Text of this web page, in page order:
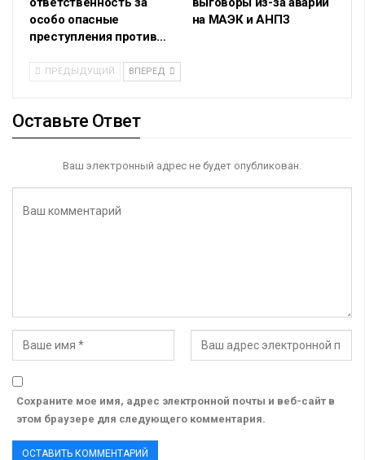
особо опасные
преступления против…
на МАЭК и АНПЗ
ПРЕДЫДУЩИЙ ВПЕРЕД
Оставьте Ответ
Ваш электронный адрес не будет опубликован.
Сохраните мое имя, адрес электронной почты и веб-сайт в
этом браузере для следующего комментария.